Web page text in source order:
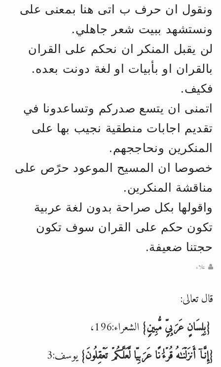
ونقول ان حرف ب اتى هنا بمعنى على
ونستشهد ببيت شعر جاهلي.
لن يقبل المنكر ان نحكم على القران
بالقران او بأبيات او لغة دونت بعده.
فكيف.
اتمنى ان يتسع صدركم وتساعدونا في
تقديم اجابات منطقية نجيب بها على
المنكرين ونحاججهم.
خصوصا ان المسيح الموعود حرًص على
مناقشة المنكرين.
واقولها بكل صراحة بدون لغة عربية
تكون حكم على القران سوف تكون
حجتنا ضعيفة.
علاء
قال تعالى:
{بِلِسَانٍ عَرَبِیّمُّبِین} الشعراء:196،
{إِنَّاۤ أَنزَلۡنَـٰهُ قُرۡءَ ٰ⁠ نًا عَرَبِیّا لَّعَلَّكُمۡ تَعۡقِلُونَ} يوسف:3